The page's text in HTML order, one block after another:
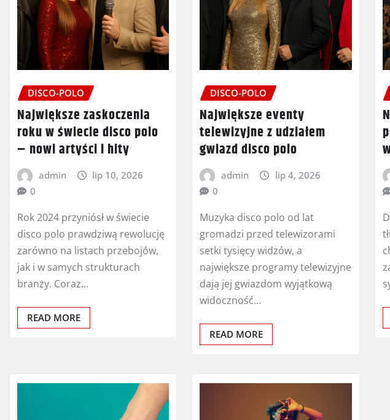
DISCO-POLO
Największe zaskoczenia
roku w świecie disco polo
– nowi artyści i hity
admin
lip 10, 2026
0
Rok 2024 przyniósł w świecie
disco polo prawdziwą rewolucję
zarówno na listach przebojów,
jak i w samych strukturach
branży. Coraz…
READ MORE
DISCO-POLO
Największe eventy
telewizyjne z udziałem
gwiazd disco polo
admin
lip 4, 2026
0
Muzyka disco polo od lat
gromadzi przed telewizorami
setki tysięcy widzów, a
największe programy telewizyjne
dają jej gwiazdom wyjątkową
widoczność…
READ MORE